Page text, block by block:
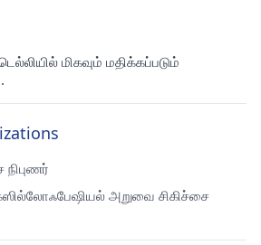
மிகவும் மதிக்கப்படும்
அறுவை சிகிச்சை